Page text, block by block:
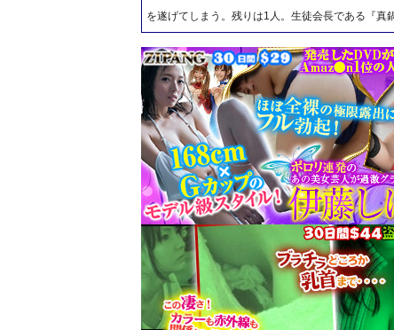
を遂げてしまう。残りは1人。生徒会長である『